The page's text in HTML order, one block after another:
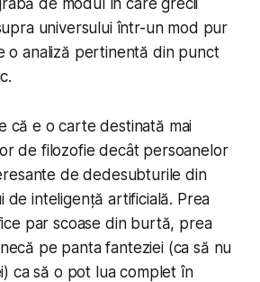
universului într-un mod pur
o analiză pertinentă din punct
că e o carte destinată mai
de filozofie decât persoanelor
de dedesubturile din
de inteligență artificială. Prea
par scoase din burtă, prea
pe panta fanteziei (ca să nu
) ca să o pot lua complet în